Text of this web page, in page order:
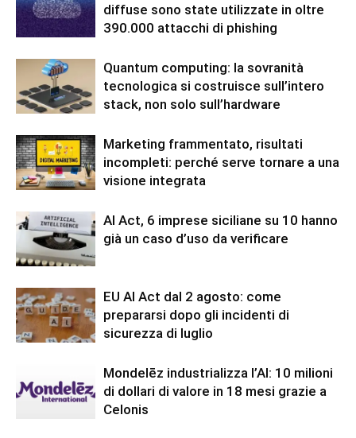
diffuse sono state utilizzate in oltre
390.000 attacchi di phishing
Quantum computing: la sovranità
tecnologica si costruisce sull’intero
stack, non solo sull’hardware
Marketing frammentato, risultati
incompleti: perché serve tornare a una
visione integrata
AI Act, 6 imprese siciliane su 10 hanno
già un caso d’uso da verificare
EU AI Act dal 2 agosto: come
prepararsi dopo gli incidenti di
sicurezza di luglio
Mondelēz industrializza l’AI: 10 milioni
di dollari di valore in 18 mesi grazie a
Celonis